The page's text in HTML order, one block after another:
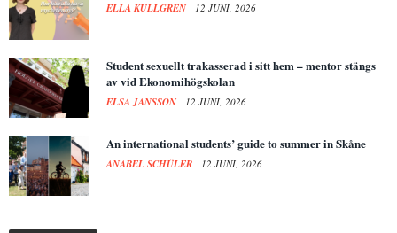
ELLA KULLGREN 12 JUNI, 2026
Student sexuellt trakasserad i sitt hem – mentor stängs
av vid Ekonomihögskolan
ELSA JANSSON 12 JUNI, 2026
An international students’ guide to summer in Skåne
ANABEL SCHÜLER 12 JUNI, 2026